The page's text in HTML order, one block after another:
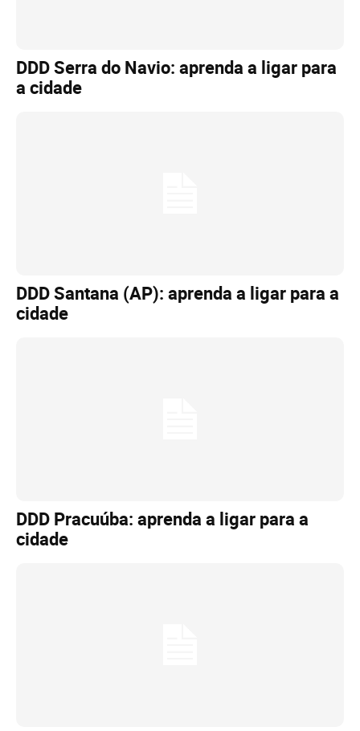
DDD Serra do Navio: aprenda a ligar para
a cidade
DDD Santana (AP): aprenda a ligar para a
cidade
DDD Pracuúba: aprenda a ligar para a
cidade